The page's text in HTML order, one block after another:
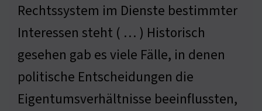
Rechtssystem im Dienste bestimmter
Interessen steht ( … ) Historisch
gesehen gab es viele Fälle, in denen
politische Entscheidungen die
Eigentumsverhältnisse beeinflussten,